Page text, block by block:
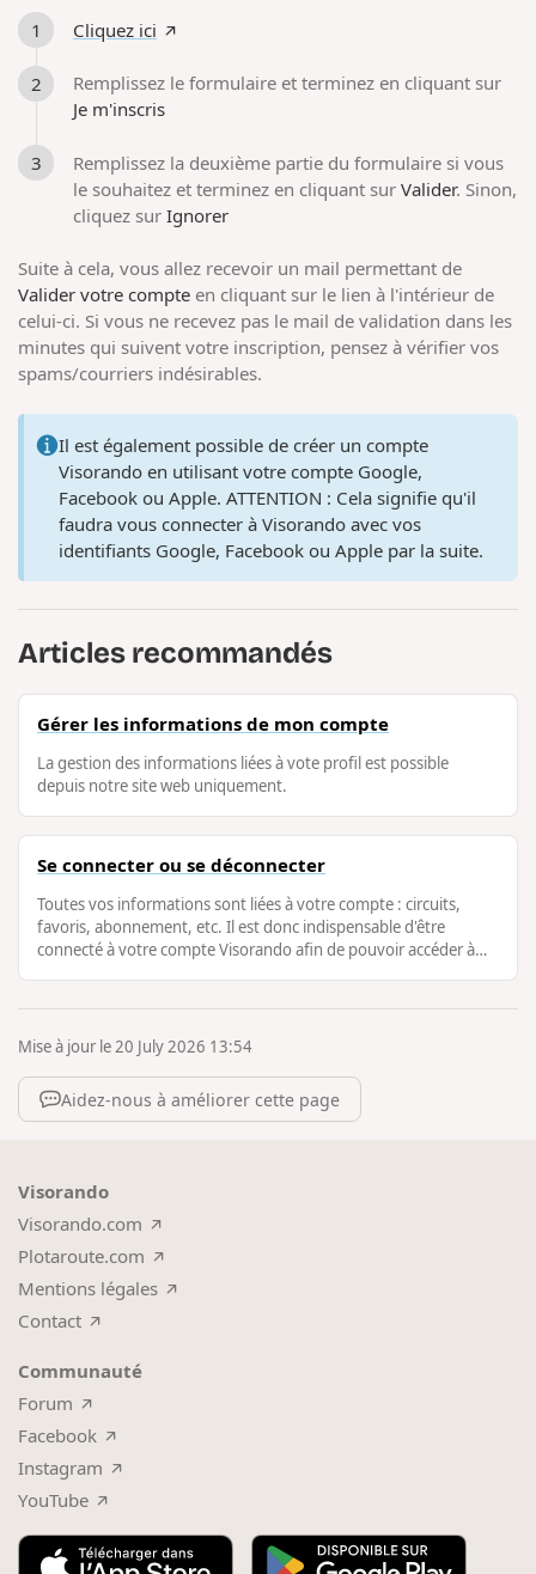
Cliquez ici
Remplissez le formulaire et terminez en cliquant sur
Je m'inscris
Remplissez la deuxième partie du formulaire si vous
le souhaitez et terminez en cliquant surValider. Sinon,
cliquez surIgnorer
Suite à cela, vous allez recevoir un mail permettant de
Valider votre compte en cliquant sur le lien à l'intérieur de
celui-ci. Si vous ne recevez pas le mail de validation dans les
minutes qui suivent votre inscription, pensez à vérifier vos
spams/courriers indésirables.
Il est également possible de créer un compte
Visorando en utilisant votre compte Google,
Facebook ou Apple. ATTENTION : Cela signifie qu'il
faudra vous connecter à Visorando avec vos
identifiants Google, Facebook ou Apple par la suite.
Articles recommandés
Gérer les informations de mon compte
La gestion des informations liées à vote profil est possible
depuis notre site web uniquement.
Se connecter ou se déconnecter
Toutes vos informations sont liées à votre compte : circuits,
favoris, abonnement, etc. Il est donc indispensable d'être
connecté à votre compte Visorando afin de pouvoir accéder à
Mise à jour le 20 July 2026 13:54
Aidez-nous à améliorer cette page
Visorando
Visorando.com
Plotaroute.com
Mentions légales
Contact
Communauté
Forum
Facebook
Instagram
YouTube